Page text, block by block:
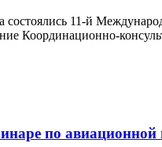
11-й
Координационно-
по авиационной